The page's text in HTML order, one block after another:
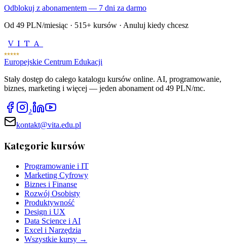
Odblokuj z abonamentem — 7 dni za darmo
Od 49 PLN/miesiąc · 515+ kursów · Anuluj kiedy chcesz
VITA
Europejskie Centrum Edukacji
Stały dostęp do całego katalogu kursów online. AI, programowanie,
biznes, marketing i więcej — jeden abonament od 49 PLN/mc.
♪
kontakt@vita.edu.pl
Kategorie kursów
Programowanie i IT
Marketing Cyfrowy
Biznes i Finanse
Rozwój Osobisty
Produktywność
Design i UX
Data Science i AI
Excel i Narzędzia
Wszystkie kursy →